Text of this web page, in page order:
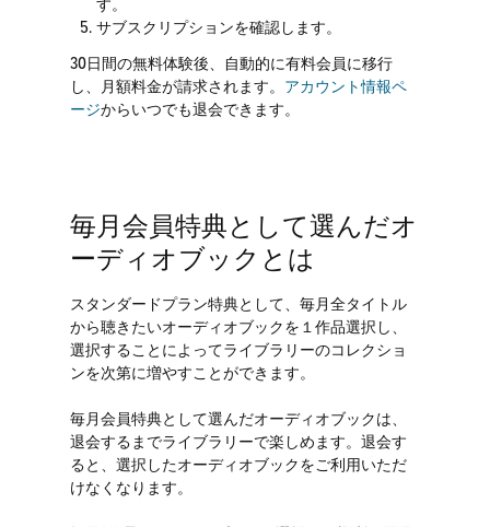
す。
サブスクリプションを確認します。
30日間の無料体験後、自動的に有料会員に移行
し、月額料金が請求されます。 アカウント情報ペ
ージからいつでも退会できます。
毎月会員特典として選んだオ
ーディオブックとは
スタンダードプラン特典として、毎月全タイトル
から聴きたいオーディオブックを１作品選択し、
選択することによってライブラリーのコレクショ
ンを次第に増やすことができます。
毎月会員特典として選んだオーディオブックは、
退会するまでライブラリーで楽しめます。退会す
ると、選択したオーディオブックをご利用いただ
けなくなります。